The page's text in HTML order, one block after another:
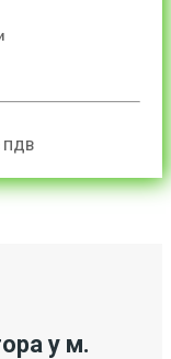
ПДВ
у м.